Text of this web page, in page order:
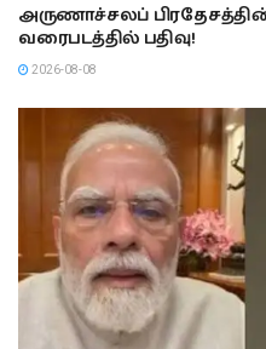
அருணாச்சலப்
வரைபடத்தில் பதிவு!
2026-08-08